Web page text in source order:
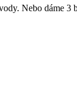
Nebo dáme 3